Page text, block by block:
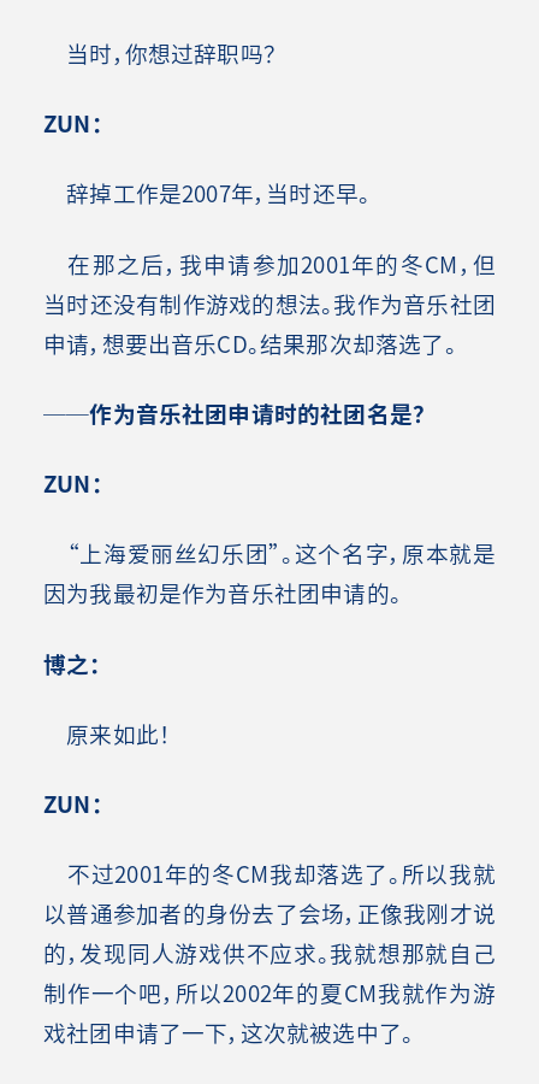
当时，你想过辞职吗？
ZUN：
辞掉工作是2007年，当时还早。
在那之后，我申请参加2001年的冬CM，但
当时还没有制作游戏的想法。我作为音乐社团
申请，想要出音乐CD。结果那次却落选了。
──作为音乐社团申请时的社团名是？
ZUN：
“上海爱丽丝幻乐团”。这个名字，原本就是
因为我最初是作为音乐社团申请的。
博之：
原来如此！
ZUN：
不过2001年的冬CM我却落选了。所以我就
以普通参加者的身份去了会场，正像我刚才说
的，发现同人游戏供不应求。我就想那就自己
制作一个吧，所以2002年的夏CM我就作为游
戏社团申请了一下，这次就被选中了。